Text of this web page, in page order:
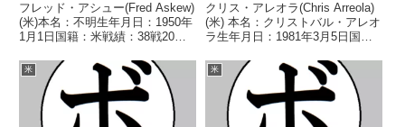
フレッド・アシュー(Fred Askew)
(米)本名：不明生年月日：1950年
1月1日国籍：米戦績：38戦20勝
なし【戦歴】1966/10/03
●2RTKO ロン・マーシュ
(米)1967/01/18 ...
クリス・アレオラ(Chris Arreola)
(米) 本名：クリストバル・アレオ
ラ生年月日：1981年3月5日国
1分2無効試合 【獲得タイトル】
2001年ナショナルゴールデング
ローブライトヘビー級優勝...
米 米